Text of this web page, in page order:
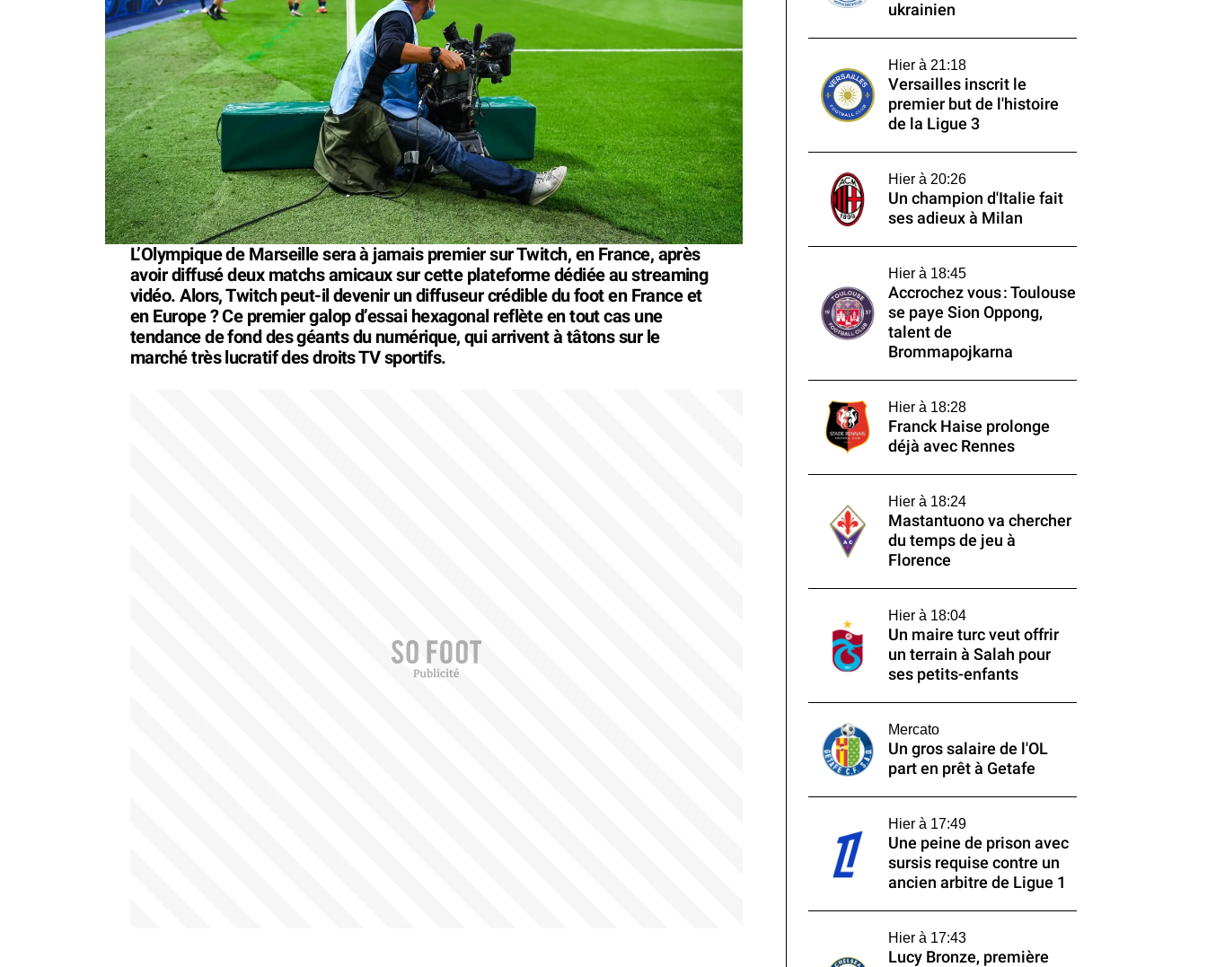
L’Olympique de Marseille sera à jamais premier sur Twitch, en France, après
avoir diffusé deux matchs amicaux sur cette plateforme dédiée au streaming
vidéo. Alors, Twitch peut-il devenir un diffuseur crédible du foot en France et
en Europe ? Ce premier galop d’essai hexagonal reflète en tout cas une
tendance de fond des géants du numérique, qui arrivent à tâtons sur le
marché très lucratif des droits TV sportifs.
ukrainien
Hier à 21:18
Versailles inscrit le
premier but de l'histoire
de la Ligue 3
Hier à 20:26
Un champion d'Italie fait
ses adieux à Milan
Hier à 18:45
Accrochez vous : Toulouse
se paye Sion Oppong,
talent de
Brommapojkarna
Hier à 18:28
Franck Haise prolonge
déjà avec Rennes
Hier à 18:24
Mastantuono va chercher
du temps de jeu à
Florence
Hier à 18:04
Un maire turc veut offrir
un terrain à Salah pour
ses petits-enfants
Mercato
Un gros salaire de l'OL
part en prêt à Getafe
Hier à 17:49
Une peine de prison avec
sursis requise contre un
ancien arbitre de Ligue 1
Hier à 17:43
Lucy Bronze, première